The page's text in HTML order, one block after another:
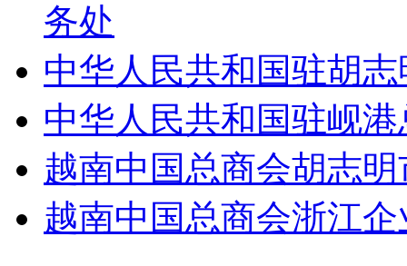
务处
中华人民共和国驻胡
中华人民共和国驻岘
越南中国总商会胡志
越南中国总商会浙江